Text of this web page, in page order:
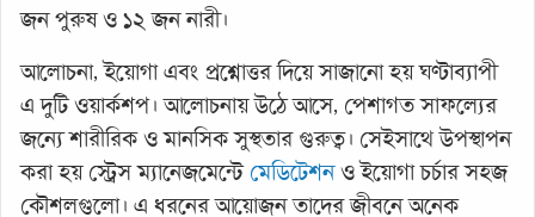
জন পুরুষ ও ১২ জন নারী।
আলোচনা, ইয়োগা এবং প্রশ্নোত্তর দিয়ে সাজানো হয় ঘণ্টাব্যাপী
এ দুটি ওয়ার্কশপ। আলোচনায় উঠে আসে, পেশাগত সাফল্যের
জন্যে শারীরিক ও মানসিক সুস্থতার গুরুত্ব। সেইসাথে উপস্থাপন
করা হয় স্ট্রেস ম্যানেজমেন্টে মেডিটেশনও ইয়োগা চর্চার সহজ
কৌশলগুলো। এ ধরনের আয়োজন তাদের জীবনে অনেক